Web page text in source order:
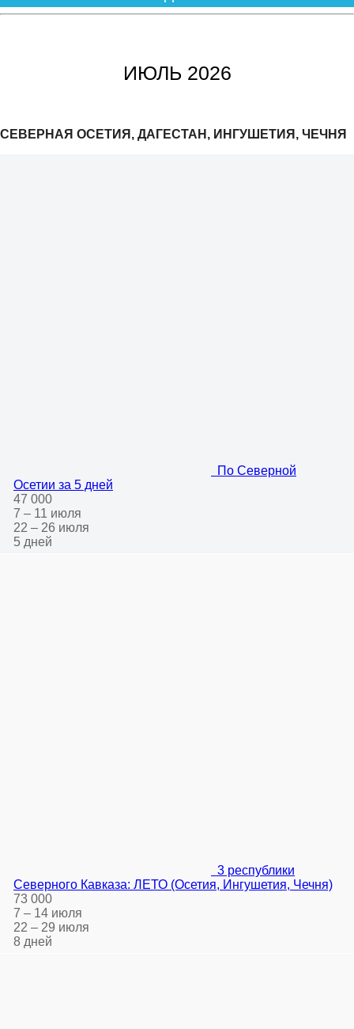
ИЮЛЬ 2026
СЕВЕРНАЯ ОСЕТИЯ, ДАГЕСТАН, ИНГУШЕТИЯ, ЧЕЧНЯ
По Северной
Осетии за 5 дней
47 000
7 – 11 июля
22 – 26 июля
5 дней
3 республики
Северного Кавказа: ЛЕТО (Осетия, Ингушетия, Чечня)
73 000
7 – 14 июля
22 – 29 июля
8 дней